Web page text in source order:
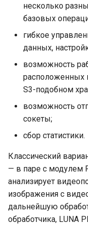
несколько
базовых
гибкое
данных,
возможность
расположенных
S3-подобном
возможность
сокеты;
сбор статистики.
Классический
— в паре с модулем
анализирует
изображения с
дальнейшую
обработчика, LUNA